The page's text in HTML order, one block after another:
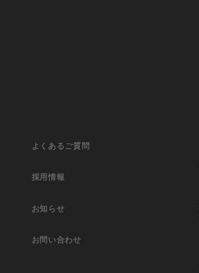
よくあるご質問
採用情報
お知らせ
お問い合わせ